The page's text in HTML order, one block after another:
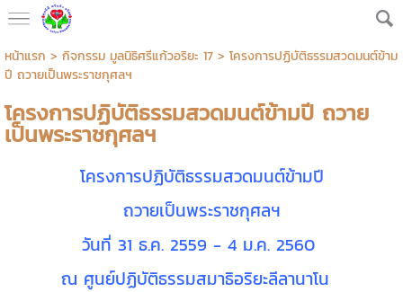
หน้าแรก > กิจกรรม มูลนิธิศรีแก้วอริยะ 17> โครงการปฏิบัติธรรมสวดมนต์ข้าม
ปี ถวายเป็นพระราชกุศลฯ
โครงการปฏิบัติธรรมสวดมนต์ข้ามปี ถวาย
เป็นพระราชกุศลฯ
โครงการปฏิบัติธรรมสวดมนต์ข้ามปี
ถวายเป็นพระราชกุศลฯ
วันที่ 31 ธ.ค. 2559 - 4 ม.ค. 2560
ณ ศูนย์ปฏิบัติธรรมสมาธิอริยะลีลานาโน